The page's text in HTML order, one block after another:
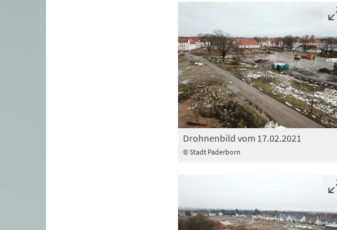
© Stadt Paderborn
Drohnenbild vom 17.02.2021